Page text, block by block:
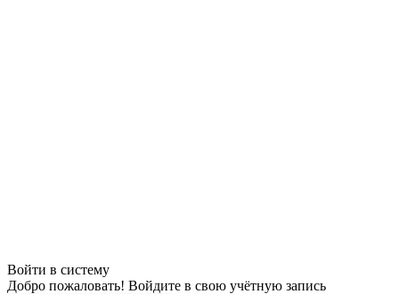
Войти в систему
Добро пожаловать! Войдите в свою учётную запись